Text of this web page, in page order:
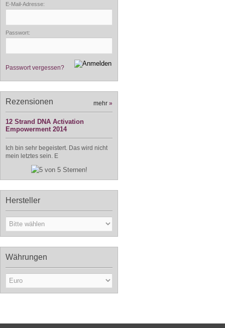
E-Mail-Adresse:
Passwort:
Passwort vergessen?
Rezensionen mehr »
12 Strand DNA Activation
Empowerment 2014
Ich bin sehr begeistert. Das wird nicht
mein letztes sein. E
Hersteller
Währungen